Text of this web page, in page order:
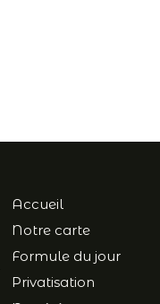
Accueil
Notre carte
Formule du jour
Privatisation